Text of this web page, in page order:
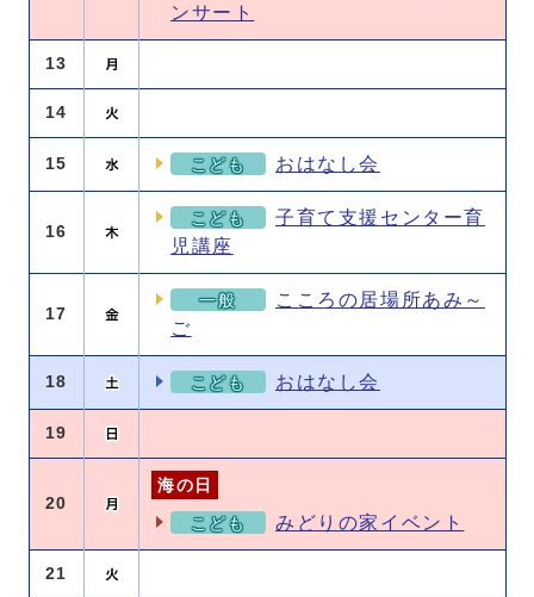
ンサート
13
14
15 こども おはなし会
16
こども
子育て支援センター育
児講座
17
一般
こころの居場所あみ～
ご
18 こども おはなし会
19
20
海の日
こども みどりの家イベント
21